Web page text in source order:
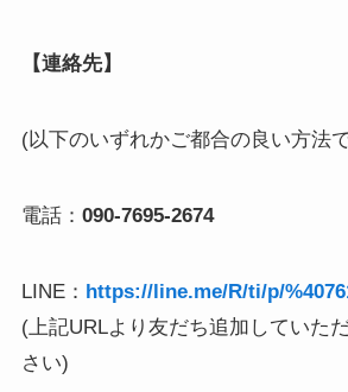
【連絡先】
(以下のいずれかご都合の良い方法
電話： 090-7695-2674
LINE： https://line.me/R/ti/p/
(上記URLより友だち追加していた
さい)